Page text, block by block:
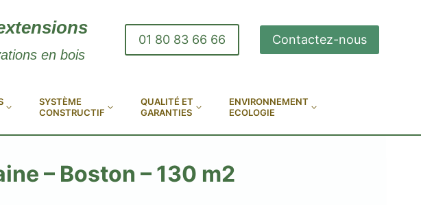
en bois
01 80 83 66 66 Contactez-nous
SYSTÈME
CONSTRUCTIF
QUALITÉ ET
GARANTIES
ENVIRONNEMENT
ECOLOGIE
– Boston – 130 m2